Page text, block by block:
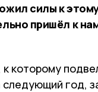
силы к
пришёл к
которому
год,